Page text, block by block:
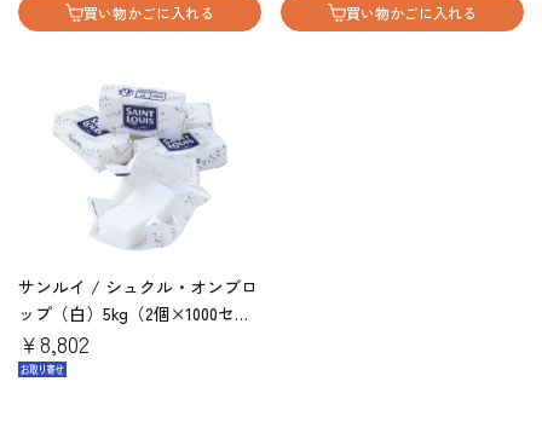
買い物かごに入れる 買い物かごに入れる
サンルイ / シュクル・オンブロ
ップ（白）5kg（2個×1000セッ
ト）
￥8,802